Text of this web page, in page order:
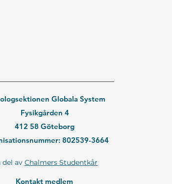
Globala System
Fysikgården 4
412 58 Göteborg
802539-3664
del av Chalmers Studentkår
Kontakt medlem